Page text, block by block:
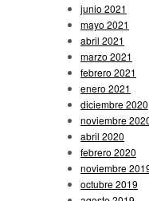
junio 2021
mayo 2021
abril 2021
marzo 2021
febrero 2021
enero 2021
diciembre 2020
noviembre
abril 2020
febrero 2020
noviembre
octubre 2019